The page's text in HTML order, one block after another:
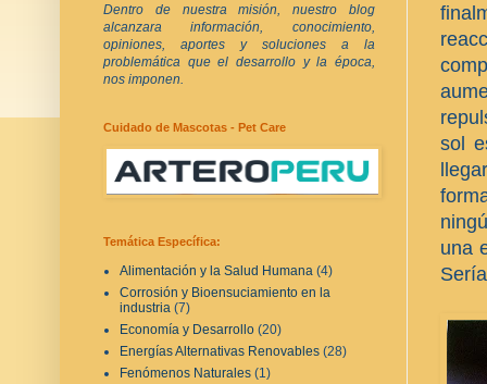
sol
una
Dentro de nuestra misión, nuestro blog
alcanzara información, conocimiento,
opiniones, aportes y soluciones a la
problemática que el desarrollo y la época,
nos imponen.
Cuidado de Mascotas - Pet Care
Temática Específica:
Alimentación y la Salud Humana (4)
Corrosión y Bioensuciamiento en la
industria (7)
Economía y Desarrollo (20)
Energías Alternativas Renovables (28)
Fenómenos Naturales (1)